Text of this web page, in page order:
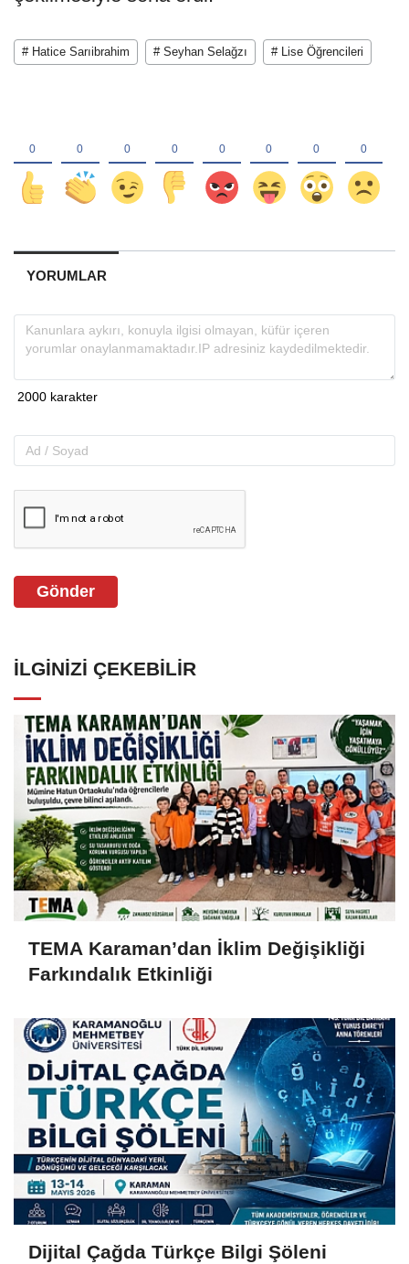
# Hatice Sarıibrahim # Seyhan Selağzı # Lise Öğrencileri
YORUMLAR
Gönder
İLGINIZI ÇEKEBILIR
TEMA Karaman’dan İklim Değişikliği
Farkındalık Etkinliği
Dijital Çağda Türkçe Bilgi Şöleni